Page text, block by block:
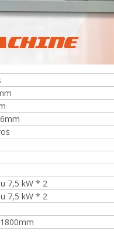
Pilha de madeira
máquinas para
máquina de
material/máquina
painel
7,5 kW * 2
7,5 kW * 2